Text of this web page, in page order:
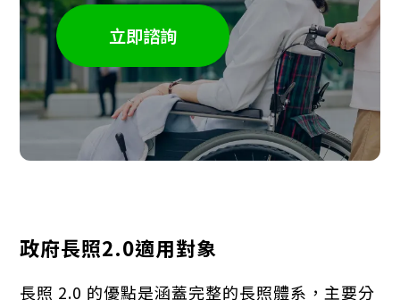
立即諮詢
政府長照2.0適用對象
長照 2.0 的優點是涵蓋完整的長照體系，主要分